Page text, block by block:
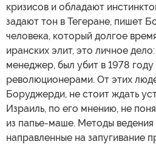
кризисов и обладают
задают тон в Тегеране, пишет
человека, который долгое
иранских элит, это личное
менеджер, был убит в 1978
революционерами. От этих
Боруджерди, не стоит ждать
Израиль, по его мнению, не
из папье-маше. Методы
направленные на запугивание